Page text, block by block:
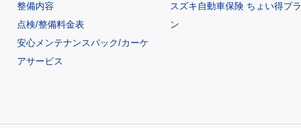
整備内容
点検/整備料金表
安心メンテナンスパック/カーケ
アサービス
スズキ自動車保険 ちょい得プラ
ン